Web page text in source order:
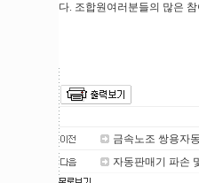
다. 조합원여러분들의 많은
금속노조 쌍용자
자동판매기 파손